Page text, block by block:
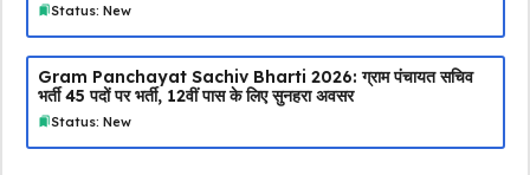
Status: New
Gram Panchayat Sachiv Bharti 2026: ग्राम पंचायत सचिव
भर्ती 45 पदों पर भर्ती, 12वीं पास के लिए सुनहरा अवसर
Status: New